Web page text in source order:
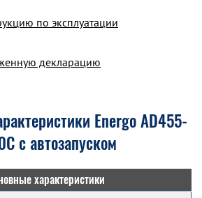
по эксплуатации
декларацию
Energo AD455-
с автозапуском
характеристики